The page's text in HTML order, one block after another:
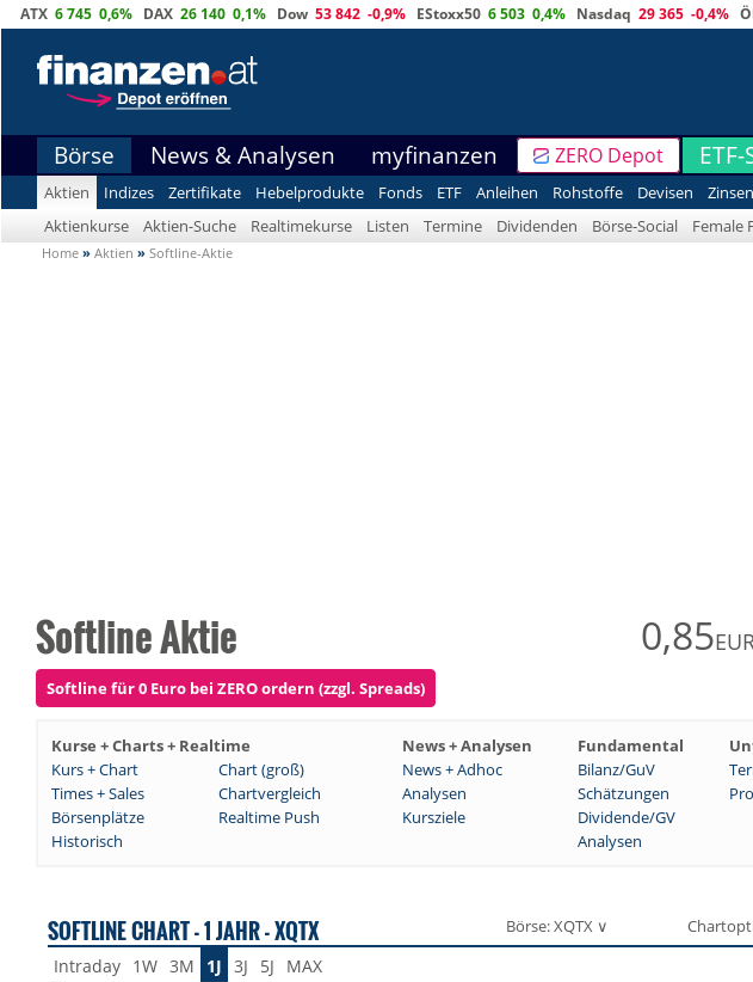
ATX 6 745 0,6% DAX 26 140 0,1% Dow 53 842 -0,9% EStoxx50 6 503 0,4% Nasdaq 29 365 -0,4%
Börse News & Analysen myfinanzen ZERO Depot
Aktien Indizes Zertifikate Hebelprodukte Fonds ETF Anleihen Rohstoffe Devisen Zinsen
Aktienkurse
Aktien-Suche Realtimekurse Listen Termine Dividenden Börse-Social Female
Home » Aktien » Softline-Aktie
Softline Aktie 0,85
Softline für 0 Euro bei ZERO ordern (zzgl. Spreads)
Kurse + Charts + Realtime News + Analysen Fundamental
Kurs + Chart
Chart (groß) News + Adhoc Bilanz/GuV
Times + Sales
Chartvergleich Analysen Schätzungen
Börsenplätze
Realtime Push Kursziele Dividende/GV
Historisch
Analysen
SOFTLINE CHART - 1 JAHR - XQTX Börse: XQTX ∨
Intraday 1W 3M 1J 3J 5J MAX